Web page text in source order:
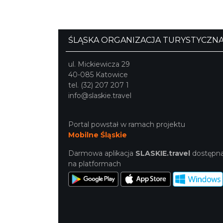
ŚLĄSKA ORGANIZACJA
ul. Mickiewicza 29
40-085 Katowice
tel. (32) 207 207 1
info@slaskie.travel
Portal powstał w ramach projektu
Mobilne Śląskie
Darmowa aplikacja SLASKIE.travel
na platformach